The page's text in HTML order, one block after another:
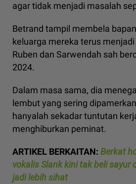
agar tidak menjadi masalah
Betrand tampil membela
keluarga mereka terus
Ruben dan Sarwendah sah
2024.
Dalam masa sama, dia
lembut yang sering
hanyalah sekadar tuntutan
menghiburkan peminat.
ARTIKEL BERKAITAN: Berkat
vokalis Slank kini tak beli sayur
jadi lebih sihat